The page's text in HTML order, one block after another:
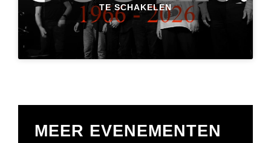
TE SCHAKELEN
MEER EVENEMENTEN